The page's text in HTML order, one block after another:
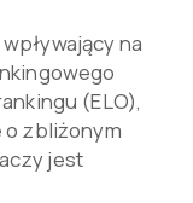
na
(ELO),
o zbliżonym
jest